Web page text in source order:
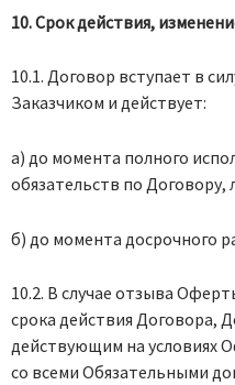
10. Срок действия,
10.1. Договор вступает в
Заказчиком и действует:
а) до момента полного
обязательств по Договору,
б) до момента досрочного
10.2. В случае отзыва
срока действия Договора,
действующим на условиях
со всеми Обязательными